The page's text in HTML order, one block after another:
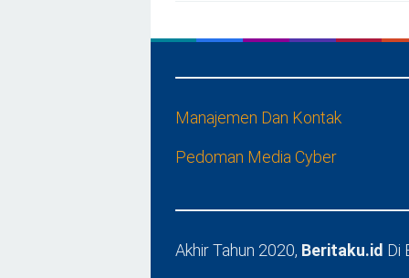
Manajemen Dan Kontak
Pedoman Media Cyber
Akhir Tahun 2020, Beritaku.id Di